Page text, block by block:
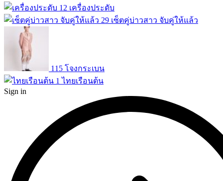
12 เครื่องประดับ
29 เซ็ตคู่บ่าวสาว จับคู่ให้แล้ว
115 โจงกระเบน
1 ไทยเรือนต้น
Sign in